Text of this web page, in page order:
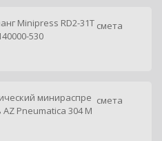
Minipress RD2-31T
530
смета
минираспре
Pneumatica 304 M
смета